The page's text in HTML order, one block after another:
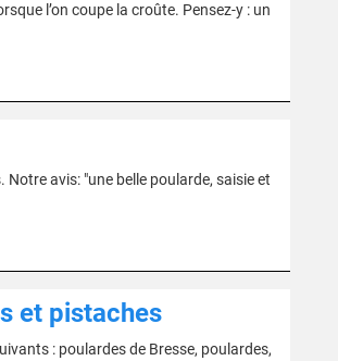
l’on coupe la croûte. Pensez-y : un
avis: "une belle poularde, saisie et
et pistaches
: poulardes de Bresse, poulardes,